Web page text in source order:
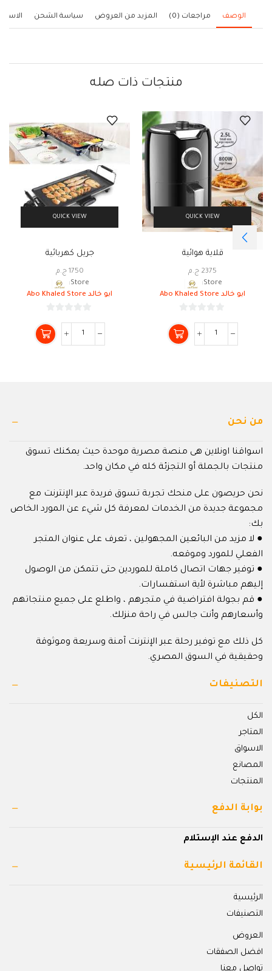
الوصف مراجعات (0) المزيد من العروض سياسة الشحن
منتجات ذات صله
QUICK VIEW
قلاية هوائية
2375 ج.م
Store:
ابو خالد Abo Khaled Store
من
5
QUICK VIEW
جريل كهربائية
1750 ج.م
Store:
ابو خالد Abo Khaled Store
من
5
من نحن
اسواقنا اونلاين هى منصة مصرية موحدة حيث يمكنك تسوق
منتجات بالجملة أو التجزئة كله في مكان واحد.
نحن حريصون على منحك تجربة تسوق فريدة عبر الإنترنت مع
مجموعة جديدة من الخدمات لمعرفة كل شيء عن المورد الخاص
بك:
● لا مزيد من البائعين المجهولين ، تعرف على عنوان المتجر
الفعلي للمورد وموقعه.
● توفير جهات اتصال كاملة للموردين حتى تتمكن من الوصول
إليهم مباشرة لأية استفسارات.
● قم بجولة افتراضية في متجرهم ، واطلع على جميع منتجاتهم
وأسعارهم وأنت جالس في راحة منزلك.
كل ذلك مع توفير رحلة عبر الإنترنت آمنة وسريعة وموثوقة
وحقيقية في السوق المصري.
التصنيفات
الكل
المتاجر
الاسواق
المصانع
المنتجات
بوابة الدفع
الدفع عند الإستلام
القائمة الرئيسية
الرئيسية
التصنيفات
العروض
افضل الصفقات
تواصل معنا